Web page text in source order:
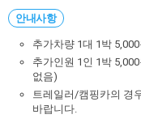
안내사항
추가차량 1대 1박
추가인원 1인 1박
없음)
트레일러/캠핑카의 경
바랍니다.